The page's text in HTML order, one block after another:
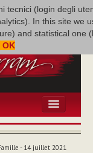
tecnici (login degli
In this site we
and statistical one
OK
- 14 juillet 2021